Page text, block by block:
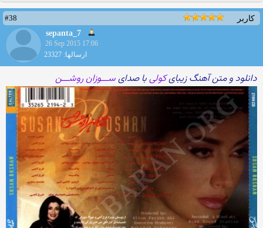
کاربر
#38
sepanta_7
26 Sep 2015 17:06
ارسالها: 23327
دانلود و متن آهنگ زیبایکولیبا صدایســـوزان روشـــن